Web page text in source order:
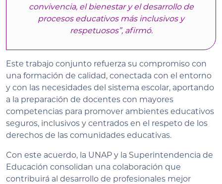
convivencia, el bienestar y el desarrollo de
procesos educativos más inclusivos y
respetuosos”, afirmó.
Este trabajo conjunto refuerza su compromiso con
una formación de calidad, conectada con el entorno
y con las necesidades del sistema escolar, aportando
a la preparación de docentes con mayores
competencias para promover ambientes educativos
seguros, inclusivos y centrados en el respeto de los
derechos de las comunidades educativas.
Con este acuerdo, la UNAP y la Superintendencia de
Educación consolidan una colaboración que
contribuirá al desarrollo de profesionales mejor